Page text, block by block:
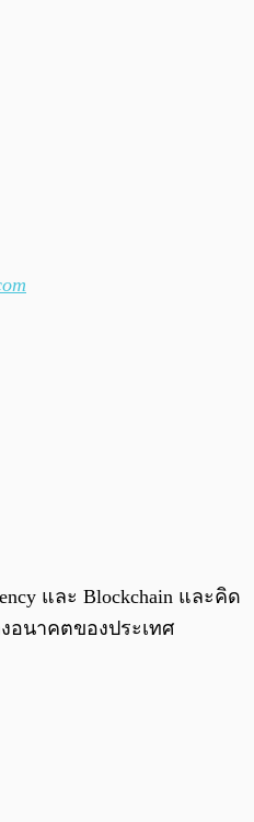
และ Blockchain และคิด
อนาคตของประเทศ